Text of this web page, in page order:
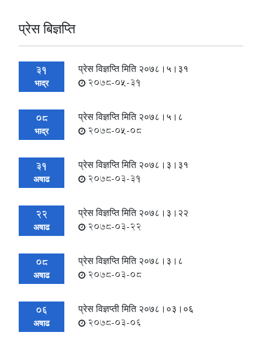
प्रेस बिज्ञप्ति
31
भाद्र
प्रेस विज्ञप्ति मिति २०७८।५।३१
2078-05-31
08
भाद्र
प्रेस विज्ञप्ति मिति २०७८।५।८
2078-05-08
31
अषाढ
प्रेस विज्ञप्ति मिति २०७८।३।३१
2078-03-31
22
अषाढ
प्रेस विज्ञप्ति मिति २०७८।३।२२
2078-03-22
08
अषाढ
प्रेस विज्ञप्ति मिति २०७८।३।८
2078-03-08
06
अषाढ
प्रेस विज्ञप्ती मिति २०७८।०३।०६
2078-03-06